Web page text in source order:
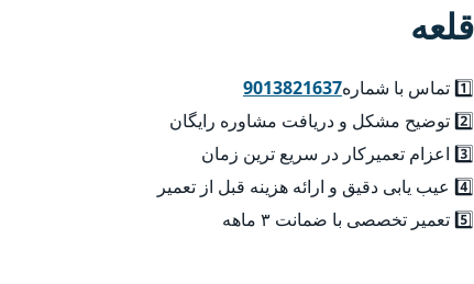
قلعه
1️⃣ تماس با شماره
9013821637
2️⃣ توضیح مشکل و دریافت مشاوره رایگان
3️⃣ اعزام تعمیرکار در سریع ترین زمان
4️⃣ عیب یابی دقیق و ارائه هزینه قبل از تعمیر
5️⃣ تعمیر تخصصی با ضمانت ۳ ماهه